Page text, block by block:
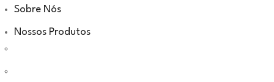
Sobre Nós
Nossos Produtos